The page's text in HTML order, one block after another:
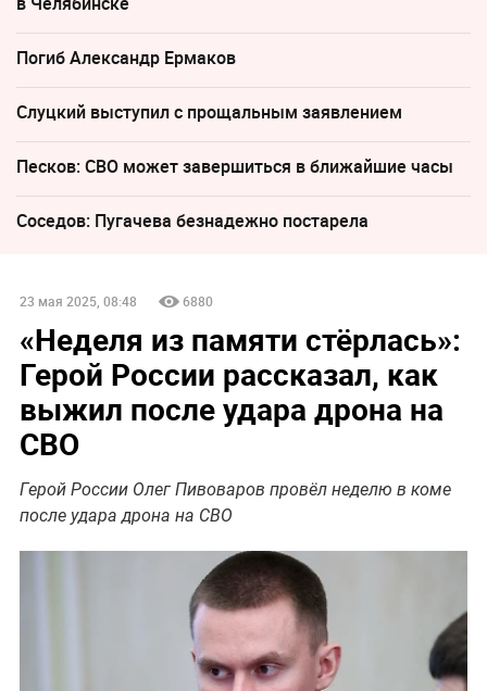
Погиб Александр Ермаков
Слуцкий выступил с прощальным заявлением
Песков: СВО может завершиться в ближайшие часы
Соседов: Пугачева безнадежно постарела
23 мая 2025, 08:48 6880
«Неделя из памяти стёрлась»:
Герой России рассказал, как
выжил после удара дрона на
СВО
Герой России Олег Пивоваров провёл неделю в коме
после удара дрона на СВО